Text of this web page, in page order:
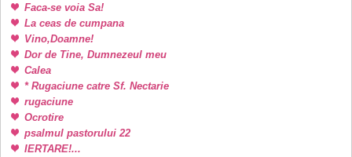
Faca-se voia Sa!
La ceas de cumpana
Vino,Doamne!
Dor de Tine, Dumnezeul meu
Calea
* Rugaciune catre Sf. Nectarie
rugaciune
Ocrotire
psalmul pastorului 22
IERTARE!...